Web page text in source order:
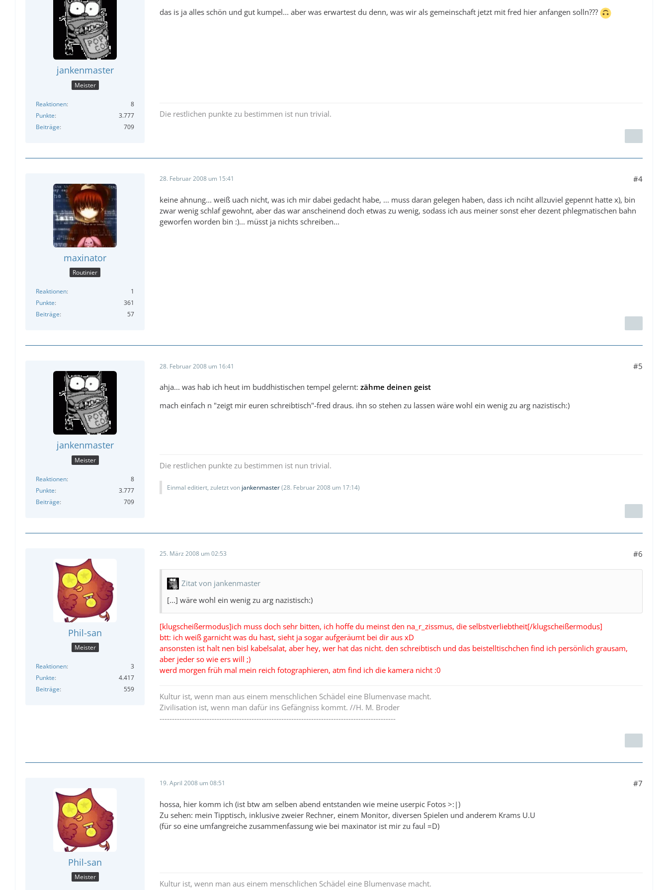
irgendwie seine scheiße verbreiten xD...
jankenmaster
Meister
Reaktionen
8
Punkte
3.777
Beiträge
709
das is ja alles schön und gut kumpel... aber was erwartest du denn, was wir als gemeinschaft jetzt mit fred hier anfangen solln???
Die restlichen punkte zu bestimmen ist nun trivial.
maxinator
Routinier
Reaktionen
1
Punkte
361
Beiträge
57
28. Februar 2008 um 15:41 #4
keine ahnung... weiß uach nicht, was ich mir dabei gedacht habe, ... muss daran gelegen haben, dass ich nciht allzuviel gepennt hatte x), bin
zwar wenig schlaf gewohnt, aber das war anscheinend doch etwas zu wenig, sodass ich aus meiner sonst eher dezent phlegmatischen bahn
geworfen worden bin :)... müsst ja nichts schreiben...
jankenmaster
Meister
Reaktionen
8
Punkte
3.777
Beiträge
709
28. Februar 2008 um 16:41 #5
ahja... was hab ich heut im buddhistischen tempel gelernt: zähme deinen geist
mach einfach n "zeigt mir euren schreibtisch"-fred draus. ihn so stehen zu lassen wäre wohl ein wenig zu arg nazistisch:)
Die restlichen punkte zu bestimmen ist nun trivial.
Einmal editiert, zuletzt von jankenmaster(28. Februar 2008 um 17:14)
Phil-san
Meister
Reaktionen
3
Punkte
4.417
Beiträge
559
25. März 2008 um 02:53 #6
Zitat von jankenmaster
[...] wäre wohl ein wenig zu arg nazistisch:)
[klugscheißermodus]ich muss doch sehr bitten, ich hoffe du meinst den na_r_zissmus, die selbstverliebtheit[/klugscheißermodus]
btt: ich weiß garnicht was du hast, sieht ja sogar aufgeräumt bei dir aus xD
ansonsten ist halt nen bisl kabelsalat, aber hey, wer hat das nicht. den schreibtisch und das beistelltischchen find ich persönlich grausam,
aber jeder so wie ers will ;)
werd morgen früh mal mein reich fotographieren, atm find ich die kamera nicht :0
Kultur ist, wenn man aus einem menschlichen Schädel eine Blumenvase macht.
Zivilisation ist, wenn man dafür ins Gefängniss kommt. //H. M. Broder
-----------------------------------------------------------------------------------------------
Phil-san
Meister
19. April 2008 um 08:51 #7
hossa, hier komm ich (ist btw am selben abend entstanden wie meine userpic Fotos >:|)
Zu sehen: mein Tipptisch, inklusive zweier Rechner, einem Monitor, diversen Spielen und anderem Krams U.U
(für so eine umfangreiche zusammenfassung wie bei maxinator ist mir zu faul =D)
Kultur ist, wenn man aus einem menschlichen Schädel eine Blumenvase macht.